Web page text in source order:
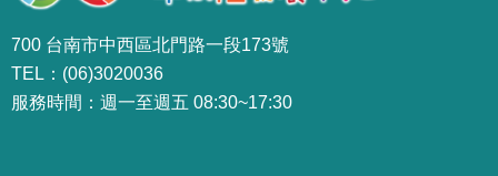
700 台南市中西區北門路一段173號
TEL：(06)3020036
服務時間：週一至週五 08:30~17:30